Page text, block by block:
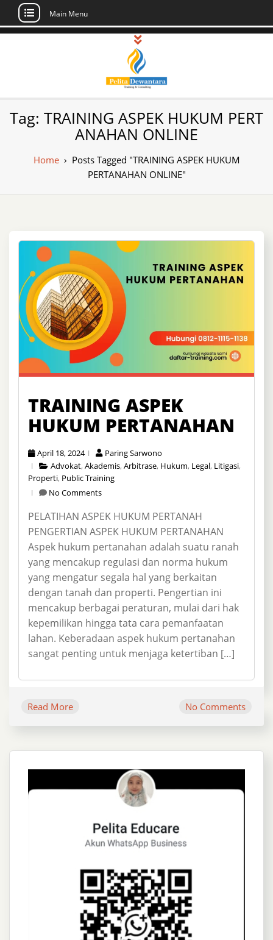
Skip
Main Menu
Pusat Pelatihan
dan Sertifikasi –
Daftar Training
Indonesia
Sertifikasi di Indonesia
Tag: TRAINING ASPEK HUKUM PERT
ANAHAN ONLINE
Home› Posts Tagged "TRAINING ASPEK HUKUM
PERTANAHAN ONLINE"
TRAINING ASPEK
HUKUM PERTANAHAN
April 18, 2024
Paring Sarwono
Advokat,Akademis,Arbitrase, Hukum, Legal, Litigasi,
Properti, Public Training
No Comments
PELATIHAN ASPEK HUKUM PERTANAH
PENGERTIAN ASPEK HUKUM PERTANAHAN
Aspek hukum pertanahan adalah suatu ranah
yang mencakup regulasi dan norma hukum
yang mengatur segala hal yang berkaitan
dengan tanah dan properti. Pengertian ini
mencakup berbagai peraturan, mulai dari hak
kepemilikan hingga tata cara pemanfaatan
lahan. Keberadaan aspek hukum pertanahan
sangat penting untuk menjaga ketertiban […]
Read More No Comments